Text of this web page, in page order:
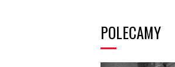
POLECAMY